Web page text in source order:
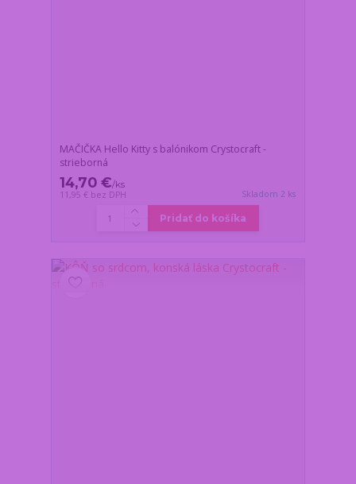
MAČIČKA Hello Kitty s balónikom Crystocraft -
strieborná
14,70 €/ks
11,95 € bez DPH Skladom 2 ks
Pridať do košíka